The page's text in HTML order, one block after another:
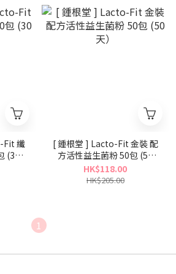
(30
[ 鍾根堂 ] Lacto-Fit 金裝 配
方活性益生菌粉 50包 (50
天）
HK$118.00
HK$205.00
1